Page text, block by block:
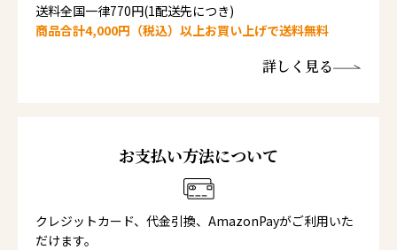
送料全国一律770円(1配送先につき)
商品合計4,000円（税込）以上お買い上げで送料無料
詳しく見る
お支払い方法について
クレジットカード、代金引換、AmazonPayがご利用いた
だけます。